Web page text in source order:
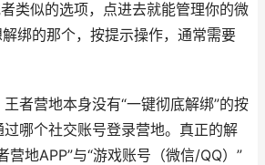
类似的选项，点进去就能管理你的微
绑的那个，按提示操作，通常需要
者营地本身没有“一键彻底解绑”的按
哪个社交账号登录营地。真正的解
营地APP”与“游戏账号（微信/QQ）”